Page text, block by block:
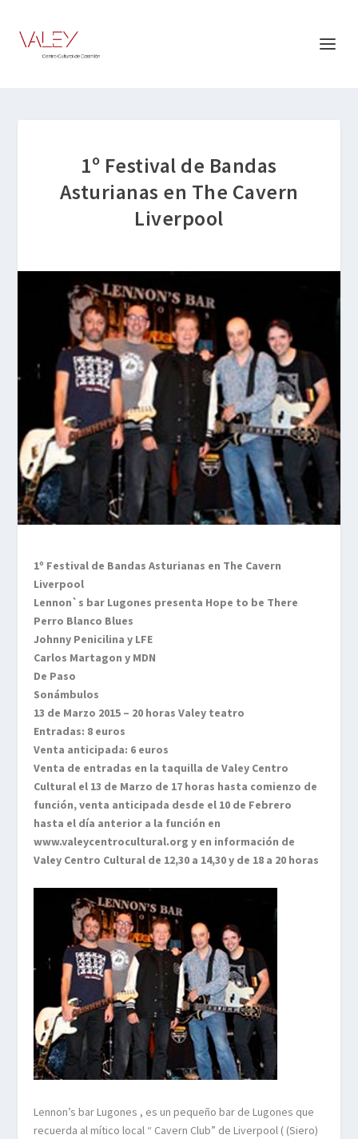
1º Festival de Bandas
Asturianas en The Cavern
Liverpool
1º Festival de Bandas Asturianas en The Cavern
Liverpool
Lennon`s bar Lugones presenta Hope to be There
Perro Blanco Blues
Johnny Penicilina y LFE
Carlos Martagon y MDN
De Paso
Sonámbulos
13 de Marzo 2015 – 20 horas Valey teatro
Entradas: 8 euros
Venta anticipada: 6 euros
Venta de entradas en la taquilla de Valey Centro
Cultural el 13 de Marzo de 17 horas hasta comienzo de
función, venta anticipada desde el 10 de Febrero
hasta el día anterior a la función en
www.valeycentrocultural.org y en información de
Valey Centro Cultural de 12,30 a 14,30 y de 18 a 20 horas
Lennon’s bar Lugones , es un pequeño bar de Lugones que
recuerda al mítico local “ Cavern Club” de Liverpool ( (Siero)